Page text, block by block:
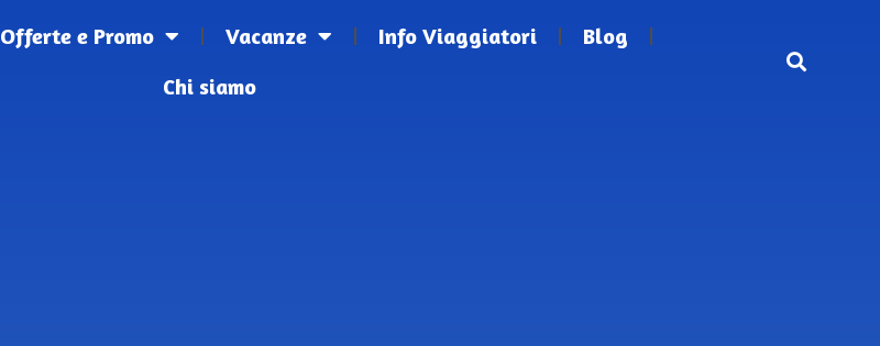
Offerte e Promo Vacanze Info Viaggiatori
Blog
Chi siamo